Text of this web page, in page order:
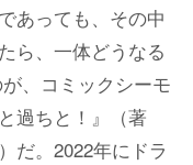
あっても、その中
ら、一体どうなる
、コミックシーモ
過ちと！』（著
だ。2022年にドラ